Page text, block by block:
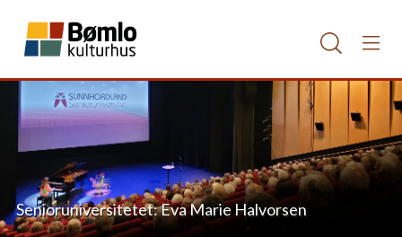
Senioruniversitetet: Eva Marie Halvorsen